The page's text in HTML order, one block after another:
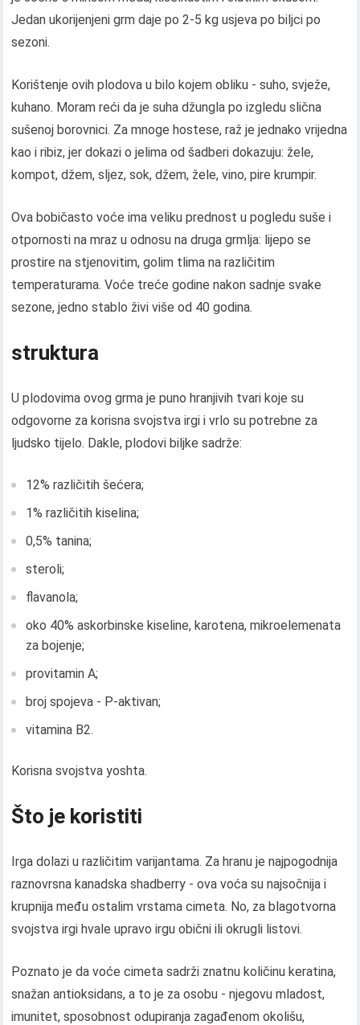
Jedan ukorijenjeni grm daje po 2-5 kg ​​usjeva po biljci po
sezoni.
Korištenje ovih plodova u bilo kojem obliku - suho, svježe,
kuhano. Moram reći da je suha džungla po izgledu slična
sušenoj borovnici. Za mnoge hostese, raž je jednako vrijedna
kao i ribiz, jer dokazi o jelima od šadberi dokazuju: žele,
kompot, džem, sljez, sok, džem, žele, vino, pire krumpir.
Ova bobičasto voće ima veliku prednost u pogledu suše i
otpornosti na mraz u odnosu na druga grmlja: lijepo se
prostire na stjenovitim, golim tlima na različitim
temperaturama. Voće treće godine nakon sadnje svake
sezone, jedno stablo živi više od 40 godina.
struktura
U plodovima ovog grma je puno hranjivih tvari koje su
odgovorne za korisna svojstva irgi i vrlo su potrebne za
ljudsko tijelo. Dakle, plodovi biljke sadrže:
12% različitih šećera;
1% različitih kiselina;
0,5% tanina;
steroli;
flavanola;
oko 40% askorbinske kiseline, karotena, mikroelemenata
za bojenje;
provitamin A;
broj spojeva - P-aktivan;
vitamina B2.
Korisna svojstva yoshta.
Što je koristiti
Irga dolazi u različitim varijantama. Za hranu je najpogodnija
raznovrsna kanadska shadberry - ova voća su najsočnija i
krupnija među ostalim vrstama cimeta. No, za blagotvorna
svojstva irgi hvale upravo irgu obični ili okrugli listovi.
Poznato je da voće cimeta sadrži znatnu količinu keratina,
snažan antioksidans, a to je za osobu - njegovu mladost,
imunitet, sposobnost odupiranja zagađenom okolišu,